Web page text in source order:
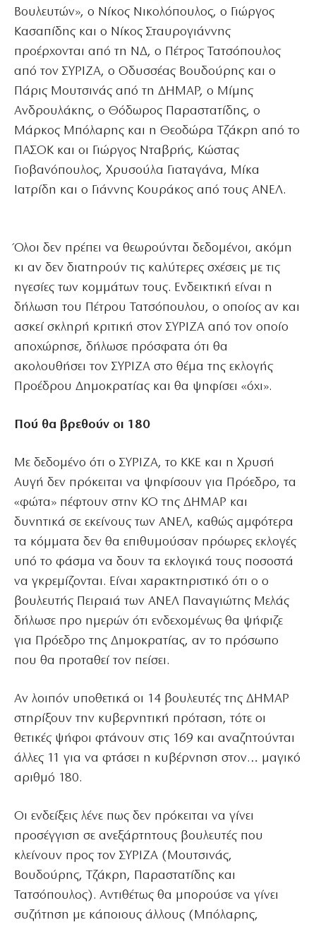
Βουλευτών», ο Νίκος Νικολόπουλος, ο Γιώργος
Κασαπίδης και ο Νίκος Σταυρογιάννης
προέρχονται από τη ΝΔ, ο Πέτρος Τατσόπουλος
από τον ΣΥΡΙΖΑ, ο Οδυσσέας Βουδούρης και ο
Πάρις Μουτσινάς από τη ΔΗΜΑΡ, ο Μίμης
Ανδρουλάκης, ο Θόδωρος Παραστατίδης, ο
Μάρκος Μπόλαρης και η Θεοδώρα Τζάκρη από το
ΠΑΣΟΚ και οι Γιώργος Νταβρής, Κώστας
Γιοβανόπουλος, Χρυσούλα Γιαταγάνα, Μίκα
Ιατρίδη και ο Γιάννης Κουράκος από τους ΑΝΕΛ.
Όλοι δεν πρέπει να θεωρούνται δεδομένοι, ακόμη
κι αν δεν διατηρούν τις καλύτερες σχέσεις με τις
ηγεσίες των κομμάτων τους. Ενδεικτική είναι η
δήλωση του Πέτρου Τατσόπουλου, ο οποίος αν και
ασκεί σκληρή κριτική στον ΣΥΡΙΖΑ από τον οποίο
αποχώρησε, δήλωσε πρόσφατα ότι θα
ακολουθήσει τον ΣΥΡΙΖΑ στο θέμα της εκλογής
Προέδρου Δημοκρατίας και θα ψηφίσει «όχι».
Πού θα βρεθούν οι 180
Με δεδομένο ότι ο ΣΥΡΙΖΑ, το ΚΚΕ και η Χρυσή
Αυγή δεν πρόκειται να ψηφίσουν για Πρόεδρο, τα
«φώτα» πέφτουν στην ΚΟ της ΔΗΜΑΡ και
δυνητικά σε εκείνους των ΑΝΕΛ, καθώς αμφότερα
τα κόμματα δεν θα επιθυμούσαν πρόωρες εκλογές
υπό το φάσμα να δουν τα εκλογικά τους ποσοστά
να γκρεμίζονται. Είναι χαρακτηριστικό ότι ο ο
βουλευτής Πειραιά των ΑΝΕΛ Παναγιώτης Μελάς
δήλωσε προ ημερών ότι ενδεχομένως θα ψήφιζε
για Πρόεδρο της Δημοκρατίας, αν το πρόσωπο
που θα προταθεί τον πείσει.
Αν λοιπόν υποθετικά οι 14 βουλευτές της ΔΗΜΑΡ
στηρίξουν την κυβερνητική πρόταση, τότε οι
θετικές ψήφοι φτάνουν στις 169 και αναζητούνται
άλλες 11 για να φτάσει η κυβέρνηση στον… μαγικό
αριθμό 180.
Οι ενδείξεις λένε πως δεν πρόκειται να γίνει
προσέγγιση σε ανεξάρτητους βουλευτές που
κλείνουν προς τον ΣΥΡΙΖΑ (Μουτσινάς,
Βουδούρης, Τζάκρη, Παραστατίδης και
Τατσόπουλος). Αντιθέτως θα μπορούσε να γίνει
συζήτηση με κάποιους άλλους (Μπόλαρης,